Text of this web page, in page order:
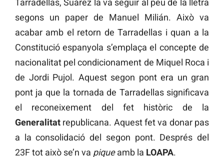
Tarradellas, Suárez la va seguir al peu de la lletra
segons un paper de Manuel Milián. Això va
acabar amb el retorn de Tarradellas i quan a la
Constitució espanyola s’emplaça el concepte de
nacionalitat pel condicionament de Miquel Roca i
de Jordi Pujol. Aquest segon pont era un gran
pont ja que la tornada de Tarradellas significava
el reconeixement del fet històric de la
Generalitat republicana. Aquest fet va donar pas
a la consolidació del segon pont. Després del
23F tot això se’n va piqueamb la LOAPA.